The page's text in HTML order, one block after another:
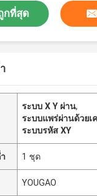
กที่สุด
ระบบ X Y ผ่าน,
ระบบแพร่ผ่านด้วย
ระบบรหัส XY
1 ชุด
YOUGAO